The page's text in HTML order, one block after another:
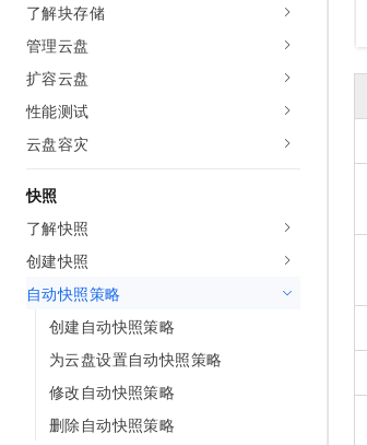
了解块存储
管理云盘
扩容云盘
性能测试
云盘容灾
快照
了解快照
创建快照
自动快照策略
创建自动快照策略
为云盘设置自动快照策略
修改自动快照策略
删除自动快照策略